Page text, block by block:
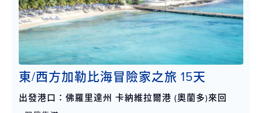
東/西方加勒比海冒險家之旅 15天
出發港口：佛羅里達州 卡納維拉爾港 (奧蘭多)來回